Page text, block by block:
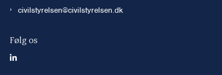
civilstyrelsen@civilstyrelsen.dk
Følg os